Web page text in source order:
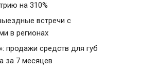
на 310%
встречи с
в регионах
продажи средств для губ
за 7 месяцев